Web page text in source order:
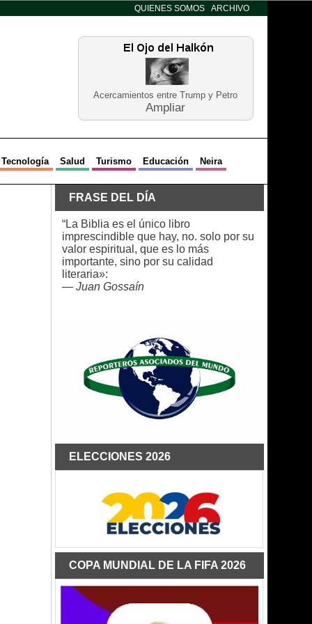
QUIENES SOMOS ARCHIVO
Acercamientos entre Trump y Petro
Ampliar
Tecnología Salud Turismo Educación Neira
FRASE DEL DÍA
“La Biblia es el único libro
imprescindible que hay, no. solo por su
valor espiritual, que es lo más
importante, sino por su calidad
literaria»:
— Juan Gossaín
ELECCIONES 2026
COPA MUNDIAL DE LA FIFA 2026